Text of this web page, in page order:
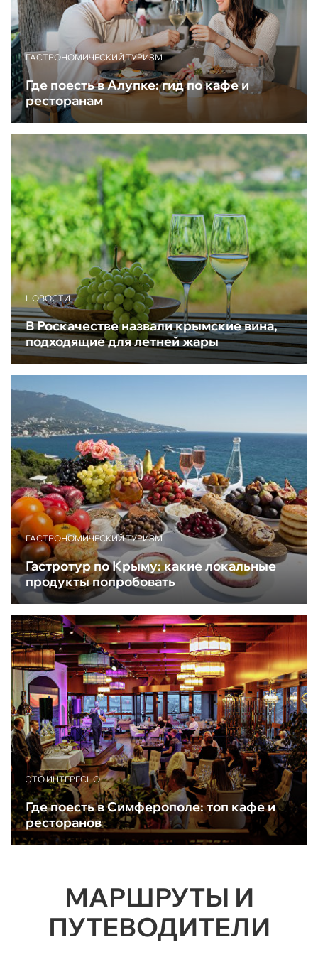
ГАСТРОНОМИЧЕСКИЙ ТУРИЗМ
Где поесть в Алупке: гид по кафе и
ресторанам
НОВОСТИ
В Роскачестве назвали крымские вина,
подходящие для летней жары
ГАСТРОНОМИЧЕСКИЙ ТУРИЗМ
Гастротур по Крыму: какие локальные
продукты попробовать
ЭТО ИНТЕРЕСНО
Где поесть в Симферополе: топ кафе и
ресторанов
МАРШРУТЫ И
ПУТЕВОДИТЕЛИ